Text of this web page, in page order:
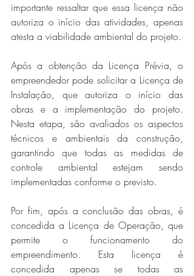
importante ressaltar que essa licença não
autoriza o início das atividades, apenas
atesta a viabilidade ambiental do projeto.
Após a obtenção da Licença Prévia, o
empreendedor pode solicitar a Licença de
Instalação, que autoriza o início das
obras e a implementação do projeto.
Nesta etapa, são avaliados os aspectos
técnicos e ambientais da construção,
garantindo que todas as medidas de
controle ambiental estejam sendo
implementadas conforme o previsto.
Por fim, após a conclusão das obras, é
concedida a Licença de Operação, que
permite o funcionamento do
empreendimento. Esta licença é
concedida apenas se todas as